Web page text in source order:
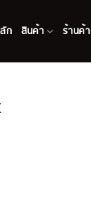
ก สินค้า ร้านค้า